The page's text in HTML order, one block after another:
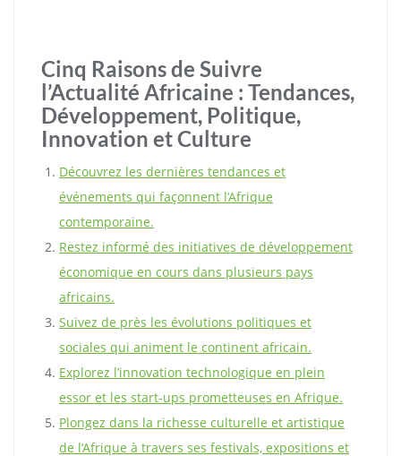
Cinq Raisons de Suivre
l’Actualité Africaine : Tendances,
Développement, Politique,
Innovation et Culture
Découvrez les dernières tendances et
événements qui façonnent l’Afrique
contemporaine.
Restez informé des initiatives de développement
économique en cours dans plusieurs pays
africains.
Suivez de près les évolutions politiques et
sociales qui animent le continent africain.
Explorez l’innovation technologique en plein
essor et les start-ups prometteuses en Afrique.
Plongez dans la richesse culturelle et artistique
de l’Afrique à travers ses festivals, expositions et